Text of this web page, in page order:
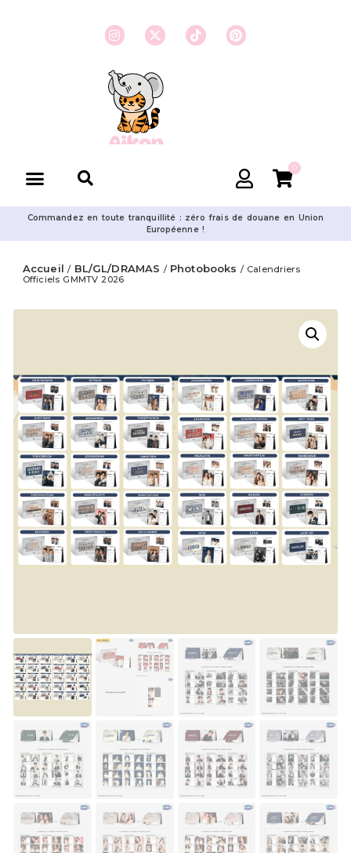
0
Commandez en toute tranquillité : zéro frais de douane en Union
Européenne !
Accueil / BL/GL/DRAMAS / Photobooks / Calendriers
Officiels GMMTV 2026